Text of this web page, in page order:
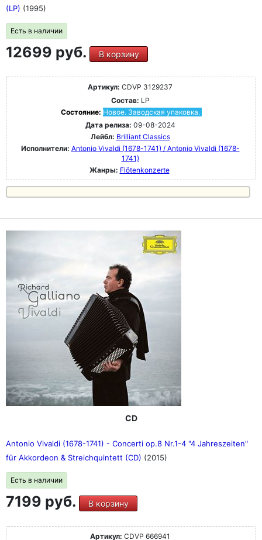
(LP) (1995)
Есть в наличии
12699 руб. В корзину
Артикул: CDVP 3129237
Состав: LP
Состояние: Новое. Заводская упаковка.
Дата релиза: 09-08-2024
Лейбл: Brilliant Classics
Исполнители: Antonio Vivaldi (1678-1741) / Antonio Vivaldi (1678-
1741)
Жанры: Flötenkonzerte
CD
Antonio Vivaldi (1678-1741) - Concerti op.8 Nr.1-4 "4 Jahreszeiten"
für Akkordeon & Streichquintett (CD) (2015)
Есть в наличии
7199 руб. В корзину
Артикул: CDVP 666941